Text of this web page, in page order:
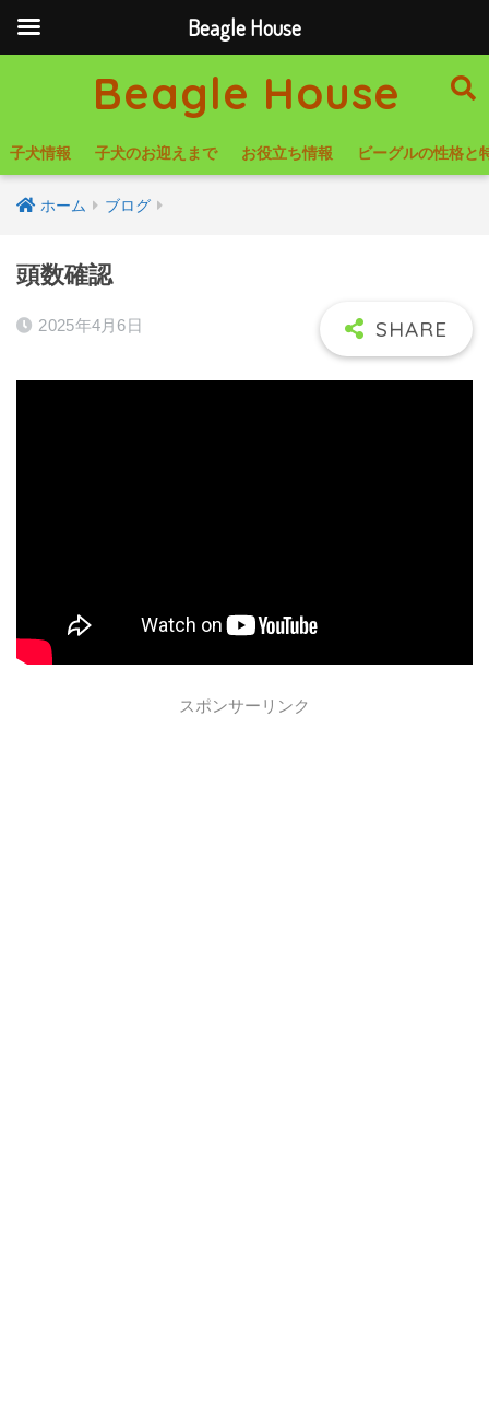
Beagle House
子犬情報 子犬のお迎えまで お役立ち情報 ビーグルの性格と
ホーム ブログ
頭数確認
2025年4月6日
スポンサーリンク
Beagle House